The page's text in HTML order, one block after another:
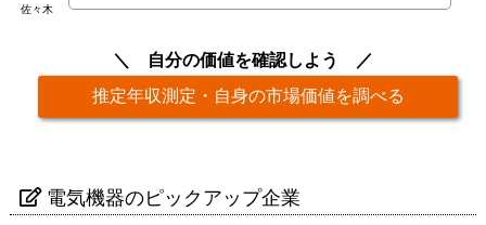
佐々木
自分の価値を確認しよう
推定年収測定・自身の市場価値を調べる
電気機器のピックアップ企業